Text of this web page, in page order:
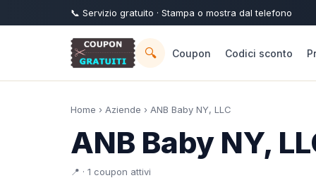
📞 Servizio gratuito · Stampa o mostra dal telefono
🔍 Coupon Codici sconto
Home › Aziende › ANB Baby NY, LLC
ANB Baby NY,
📍 · 1 coupon attivi